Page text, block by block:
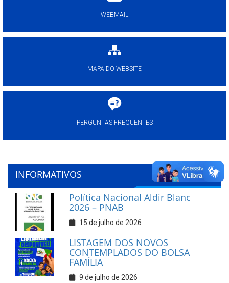
WEBMAIL
MAPA DO WEBSITE
PERGUNTAS FREQUENTES
INFORMATIVOS
Política Nacional Aldir Blanc
2026 – PNAB
15 de julho de 2026
LISTAGEM DOS NOVOS
CONTEMPLADOS DO BOLSA
FAMÍLIA
9 de julho de 2026